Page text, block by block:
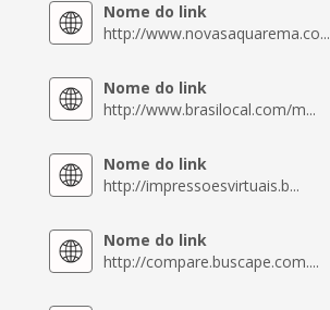
Nome do link
http://www.novasaquarema.co...
Nome do link
http://www.brasilocal.com/m...
Nome do link
http://impressoesvirtuais.b...
Nome do link
http://compare.buscape.com....